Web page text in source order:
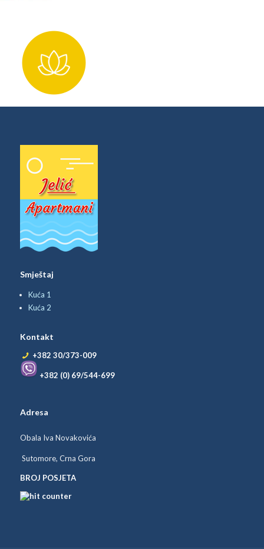
Smještaj
Kuća 1
Kuća 2
Kontakt
+382 30/373-009
+382 (0) 69/544-699
Adresa
Obala Iva Novakovića
Sutomore, Crna Gora
BROJ POSJETA